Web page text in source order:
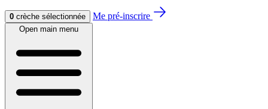
Aller au contenuAller au footer
0 crèche sélectionnée Me pré-inscrire
Open main menu